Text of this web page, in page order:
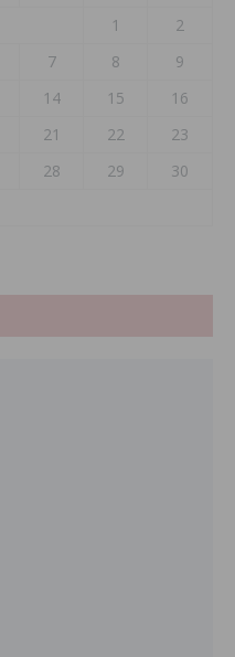
1
2
7 8
9
14 15
16
21 22
23
28 29
30